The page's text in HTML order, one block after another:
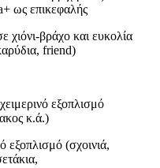
ως επικεφαλής
βράχο και ευκολία
friend)
εξοπλισμό
κ.ά.)
εξοπλισμό (σχοινιά,